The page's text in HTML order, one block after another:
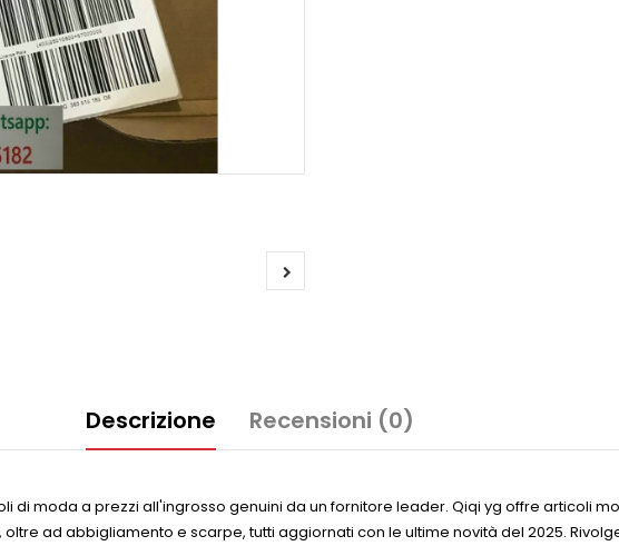
Descrizione Recensioni (0)
di moda a prezzi all'ingrosso genuini da un fornitore leader. Qiqi yg offre articoli
ad abbigliamento e scarpe, tutti aggiornati con le ultime novità del 2025.